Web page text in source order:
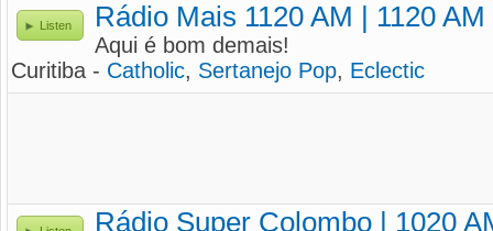
Listen Rádio Mais 1120 AM | 1120 AM
Aqui é bom demais!
Curitiba - Catholic, Sertanejo Pop, Eclectic
Rádio Super Colombo | 1020